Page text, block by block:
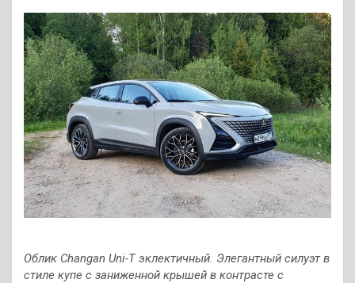
Облик Changan Uni-T эклектичный. Элегантный силуэт в
стиле купе с заниженной крышей в контрасте с